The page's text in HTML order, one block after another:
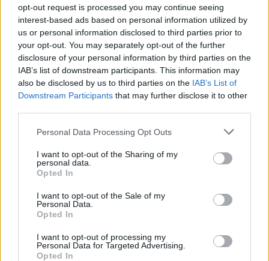
opt-out request is processed you may continue seeing
interest-based ads based on personal information utilized by
us or personal information disclosed to third parties prior to
your opt-out. You may separately opt-out of the further
disclosure of your personal information by third parties on the
IAB’s list of downstream participants. This information may
also be disclosed by us to third parties on the IAB’s List of
Downstream Participants that may further disclose it to other
Please note that this website/app uses one or more Google
not limited to your visit or usage behaviour. You may click to
grant or deny consent to Google and its third-party tags to
use your data for below specified purposes in below Google
consent section.
Personal Data Processing Opt Outs
I want to opt-out of the Sharing of my
personal data.
Opted In
I want to opt-out of the Sale of my
Personal Data.
Opted In
I want to opt-out of processing my
Personal Data for Targeted Advertising.
Opted In
Kövess minket, és értesülj a friss hírekről a
Facebookon is!
Követem
EXTRA VIDEÓK
SÁTOR